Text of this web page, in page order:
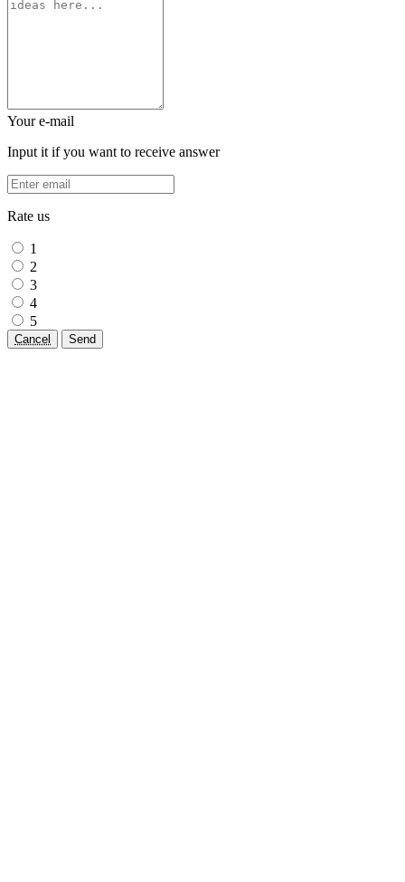
Your e-mail
Input it if you want to receive answer
Rate us
1
2
3
4
5
Cancel Send